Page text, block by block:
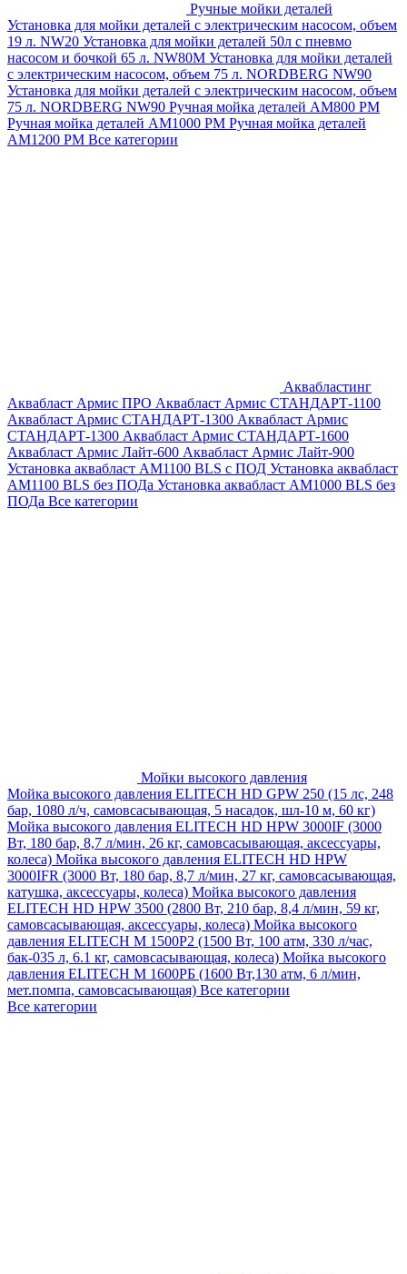
Ручные мойки деталей
Установка для мойки деталей с электрическим насосом, объем
19 л. NW20 Установка для мойки деталей 50л с пневмо
насосом и бочкой 65 л. NW80M Установка для мойки деталей
с электрическим насосом, объем 75 л. NORDBERG NW90
Установка для мойки деталей с электрическим насосом, объем
75 л. NORDBERG NW90 Ручная мойка деталей АМ800 РМ
Ручная мойка деталей АМ1000 РМ Ручная мойка деталей
АМ1200 РМ Все категории
Аквабластинг
Аквабласт Армис ПРО Аквабласт Армис СТАНДАРТ-1100
Аквабласт Армис СТАНДАРТ-1300 Аквабласт Армис
СТАНДАРТ-1300 Аквабласт Армис СТАНДАРТ-1600
Аквабласт Армис Лайт-600 Аквабласт Армис Лайт-900
Установка аквабласт AM1100 BLS с ПОД Установка аквабласт
AM1100 BLS без ПОДа Установка аквабласт AM1000 BLS без
ПОДа Все категории
Мойки высокого давления
Мойка высокого давления ELITECH HD GPW 250 (15 лс, 248
бар, 1080 л/ч, самовсасывающая, 5 насадок, шл-10 м, 60 кг)
Мойка высокого давления ELITECH HD HPW 3000IF (3000
Вт, 180 бар, 8,7 л/мин, 26 кг, самовсасывающая, аксессуары,
колеса) Мойка высокого давления ELITECH HD HPW
3000IFR (3000 Вт, 180 бар, 8,7 л/мин, 27 кг, самовсасывающая,
катушка, аксессуары, колеса) Мойка высокого давления
ELITECH HD HPW 3500 (2800 Вт, 210 бар, 8,4 л/мин, 59 кг,
самовсасывающая, аксессуары, колеса) Мойка высокого
давления ELITECH M 1500P2 (1500 Вт, 100 атм, 330 л/час,
бак-035 л, 6.1 кг, самовсасывающая, колеса) Мойка высокого
давления ELITECH М 1600РБ (1600 Вт,130 атм, 6 л/мин,
мет.помпа, самовсасывающая) Все категории
Все категории